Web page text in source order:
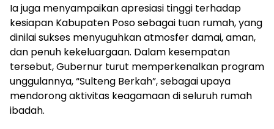
Ia juga menyampaikan apresiasi tinggi terhadap
kesiapan Kabupaten Poso sebagai tuan rumah, yang
dinilai sukses menyuguhkan atmosfer damai, aman,
dan penuh kekeluargaan. Dalam kesempatan
tersebut, Gubernur turut memperkenalkan program
unggulannya, “Sulteng Berkah”, sebagai upaya
mendorong aktivitas keagamaan di seluruh rumah
ibadah.